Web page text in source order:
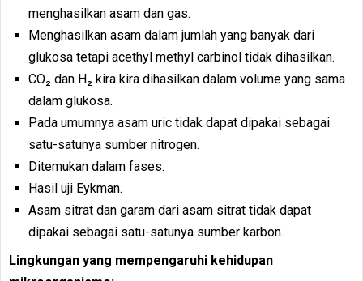
menghasilkan asam dan gas.
Menghasilkan asam dalam jumlah yang banyak dari
glukosa tetapi acethyl methyl carbinol tidak dihasilkan.
CO₂ dan H₂ kira kira dihasilkan dalam volume yang sama
dalam glukosa.
Pada umumnya asam uric tidak dapat dipakai sebagai
satu-satunya sumber nitrogen.
Ditemukan dalam fases.
Hasil uji Eykman.
Asam sitrat dan garam dari asam sitrat tidak dapat
dipakai sebagai satu-satunya sumber karbon.
Lingkungan yang mempengaruhi kehidupan